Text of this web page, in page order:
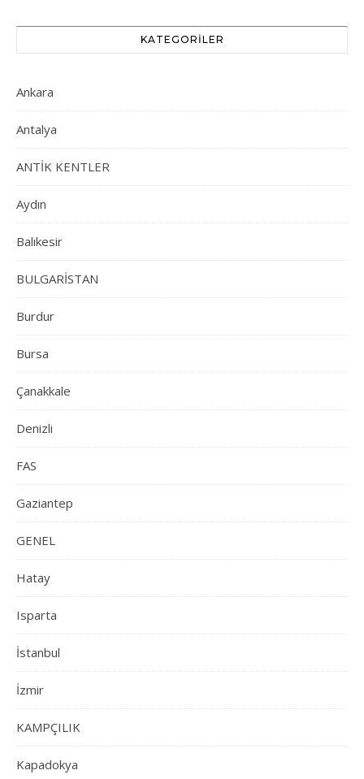
KATEGORILER
Ankara
Antalya
ANTİK KENTLER
Aydın
Balıkesir
BULGARİSTAN
Burdur
Bursa
Çanakkale
Denizli
FAS
Gaziantep
GENEL
Hatay
Isparta
İstanbul
İzmir
KAMPÇILIK
Kapadokya